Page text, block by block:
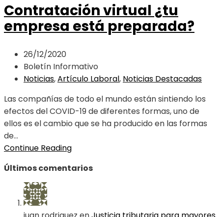
Contratación virtual ¿tu
empresa está preparada?
26/12/2020
Boletín Informativo
Noticias,Artículo Laboral, Noticias Destacadas
Las compañías de todo el mundo están sintiendo los
efectos del COVID-19 de diferentes formas, uno de
ellos es el cambio que se ha producido en las formas
de...
Continue Reading
Últimos comentarios